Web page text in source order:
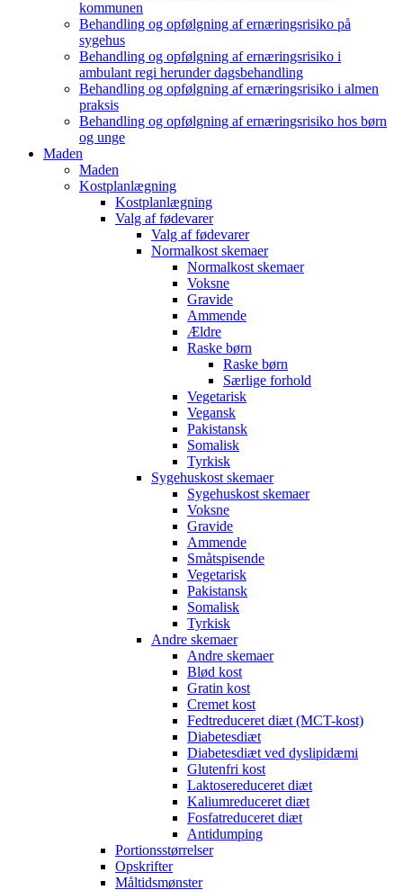
kommunen
Behandling og opfølgning af ernæringsrisiko på
sygehus
Behandling og opfølgning af ernæringsrisiko i
ambulant regi herunder dagsbehandling
Behandling og opfølgning af ernæringsrisiko i almen
praksis
Behandling og opfølgning af ernæringsrisiko hos børn
og unge
Maden
Maden
Kostplanlægning
Kostplanlægning
Valg af fødevarer
Valg af fødevarer
Normalkost skemaer
Normalkost skemaer
Voksne
Gravide
Ammende
Ældre
Raske børn
Raske børn
Særlige forhold
Vegetarisk
Vegansk
Pakistansk
Somalisk
Tyrkisk
Sygehuskost skemaer
Sygehuskost skemaer
Voksne
Gravide
Ammende
Småtspisende
Vegetarisk
Pakistansk
Somalisk
Tyrkisk
Andre skemaer
Andre skemaer
Blød kost
Gratin kost
Cremet kost
Fedtreduceret diæt (MCT-kost)
Diabetesdiæt
Diabetesdiæt ved dyslipidæmi
Glutenfri kost
Laktosereduceret diæt
Kaliumreduceret diæt
Fosfatreduceret diæt
Antidumping
Portionsstørrelser
Opskrifter
Måltidsmønster